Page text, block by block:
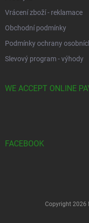
Vrácení zboží - reklamace
Obchodní podmínky
Podmínky ochrany
Slevový program - výhody
WE ACCEPT ONLINE
FACEBOOK
Copyright 2026